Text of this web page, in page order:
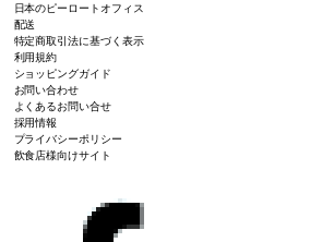
日本のピーロートオフィス
配送
特定商取引法に基づく表示
利用規約
ショッピングガイド
お問い合わせ
よくあるお問い合せ
採用情報
プライバシーポリシー
飲食店様向けサイト